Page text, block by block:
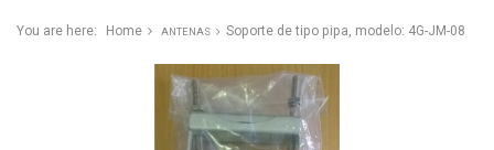
You are here: Home ANTENAS Soporte de tipo pipa, modelo: 4G-JM-08